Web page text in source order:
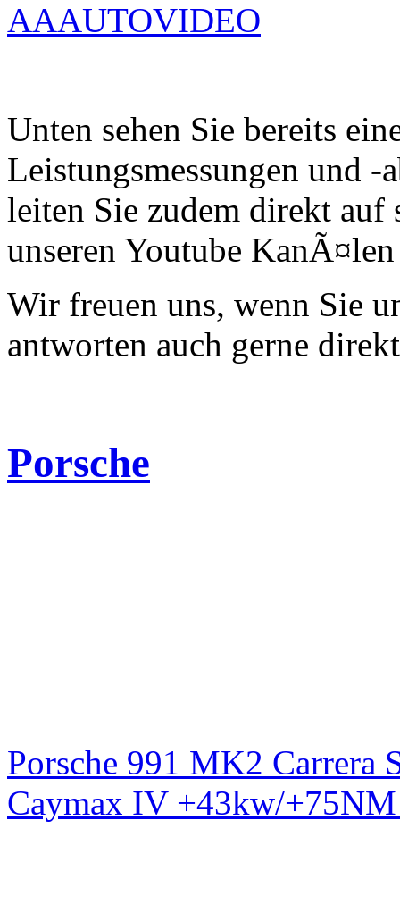
AAAUTOVIDEO
Unten sehen Sie bereits
Leistungsmessungen und -
leiten Sie zudem direkt auf
unseren Youtube
Wir freuen uns, wenn Sie
antworten auch gerne
Porsche
Porsche 991 MK2 Carrera
Caymax IV +43kw/